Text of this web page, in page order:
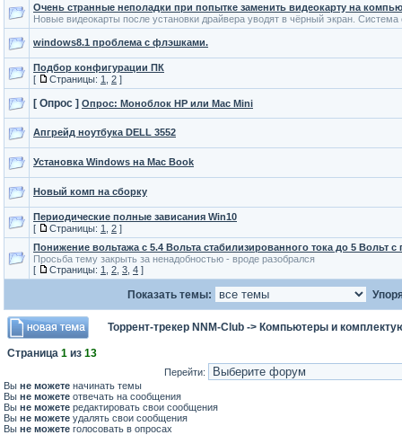
Очень странные неполадки при попытке заменить видеокарту на
Новые видеокарты после установки драйвера уводят в чёрный экран. Система
windows8.1 проблема с флэшками.
Подбор конфигурации ПК
[
Страницы: 1 2 ]
[ Опрос ] Опрос: Моноблок HP или Mac Mini
Апгрейд ноутбука DELL 3552
Установка Windows на Mac Book
Новый комп на сборку
Периодические полные зависания Win10
[
Страницы: 1 2 ]
Понижение вольтажа с 5.4 Вольта стабилизированного тока до 5 Вольт
Просьба тему закрыть за ненадобностью - вроде разобрался
[
Страницы: 1 2 3 4 ]
Показать темы:
Торрент-трекер NNM-Club -> Компьютеры и
Страница 1 из 13
Перейти:
Вы не можете начинать темы
Вы не можете отвечать на сообщения
Вы не можете редактировать свои сообщения
Вы не можете удалять свои сообщения
Вы не можете голосовать в опросах